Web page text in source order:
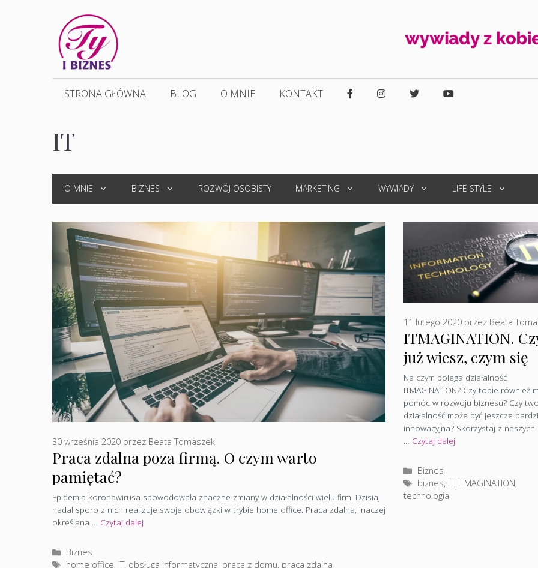
STRONA GŁÓWNA BLOG O MNIE KONTAKT
IT
O MNIE BIZNES ROZWÓJ OSOBISTY MARKETING WYWIADY LIFE STYLE
Praca zdalna poza firmą. O czym warto
pamiętać?
30 września 2020 przez Beata Tomaszek
Epidemia koronawirusa spowodowała znaczne zmiany w działalności wielu firm. Dzisiaj
nadal sporo z nich realizuje swoje obowiązki w trybie home office. Praca zdalna, inaczej
określana … Czytaj dalej
Kategorie
Biznes
Tagi
home office, IT, obsługa informatyczna, praca z domu, praca zdalna
ITMAGINATION.
już wiesz, czym się
zajmuje?
11 lutego 2020 przez Beata
Na czym polega działalność
ITMAGINATION? Czy tobie również
pomóc w rozwoju biznesu? Czy
działalność może być jeszcze
innowacyjna? Skorzystaj z
… Czytaj dalej
Kategorie
Biznes
Tagi
biznes, IT, ITMAGINATION,
technologia